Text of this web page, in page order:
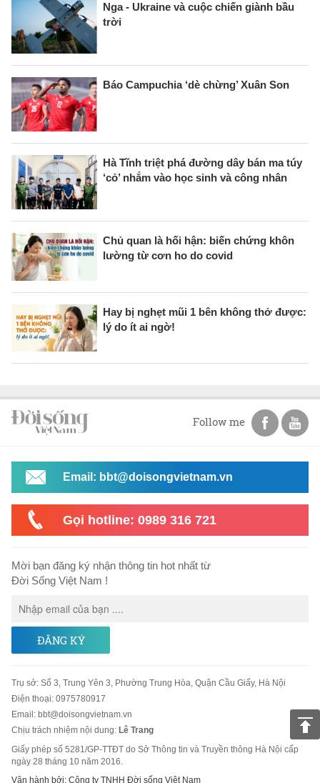
Nga - Ukraine và cuộc chiến giành bầu
trời
Báo Campuchia ‘dè chừng’ Xuân Son
Hà Tĩnh triệt phá đường dây bán ma túy
‘cỏ’ nhắm vào học sinh và công nhân
Chủ quan là hối hận: biến chứng khôn
lường từ cơn ho do covid
Hay bị nghẹt mũi 1 bên không thở được:
lý do ít ai ngờ!
Follow me
Email: bbt@doisongvietnam.vn
Gọi hotline: 0989 316 721
Mời bạn đăng ký nhận thông tin hot nhất từ
Đời Sống Việt Nam !
ĐĂNG KÝ
Trụ sở: Số 3, Trung Yên 3, Phường Trung Hòa, Quận Cầu Giấy, Hà Nội
Điện thoại: 0975780917
Email : bbt@doisongvietnam.vn
Chịu trách nhiệm nội dung: Lê Trang
Giấy phép số 5281/GP-TTĐT do Sở Thông tin và Truyền thông Hà Nội cấp
ngày 28 tháng 10 năm 2016.
Vận hành bởi: Công ty TNHH Đời sống Việt Nam